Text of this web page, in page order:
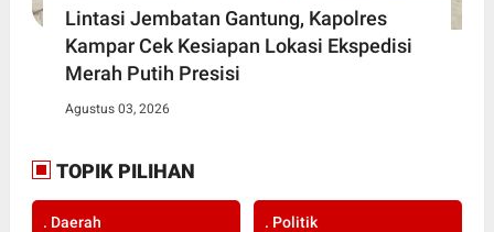
Lintasi Jembatan Gantung, Kapolres
Kampar Cek Kesiapan Lokasi Ekspedisi
Merah Putih Presisi
Agustus 03, 2026
TOPIK PILIHAN
. Daerah . Politik